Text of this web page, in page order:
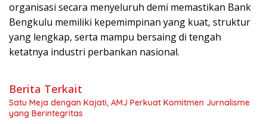
organisasi secara menyeluruh demi memastikan Bank
Bengkulu memiliki kepemimpinan yang kuat, struktur
yang lengkap, serta mampu bersaing di tengah
ketatnya industri perbankan nasional.
Berita Terkait
Satu Meja dengan Kajati, AMJ Perkuat Komitmen Jurnalisme
yang Berintegritas